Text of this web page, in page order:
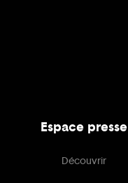
Espace presse
Découvrir